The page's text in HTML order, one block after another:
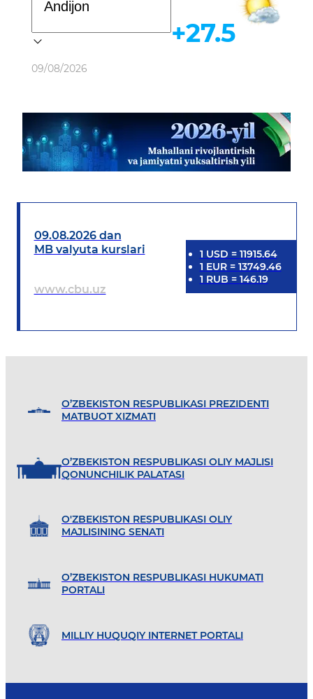
Ob-havo
09/08/2026
+27.5
09.08.2026 dan
MB valyuta kurslari
www.cbu.uz
1 USD = 11915.64
1 EUR= 13749.46
1 RUB = 146.19
O’ZBEKISTON RESPUBLIKASI PREZIDENTI
MATBUOT XIZMATI
O’ZBEKISTON RESPUBLIKASI OLIY MAJLISI
QONUNCHILIK PALATASI
O'ZBEKISTON RESPUBLIKASI OLIY
MAJLISINING SENATI
O’ZBEKISTON RESPUBLIKASI HUKUMATI
PORTALI
MILLIY HUQUQIY INTERNET PORTALI